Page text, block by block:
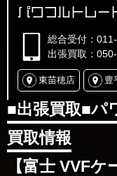
パワフルトレー
総合受付：
出張買取：
東苗穂店 豊
■出張買取■パ
買取情報
【富士 VVFケ